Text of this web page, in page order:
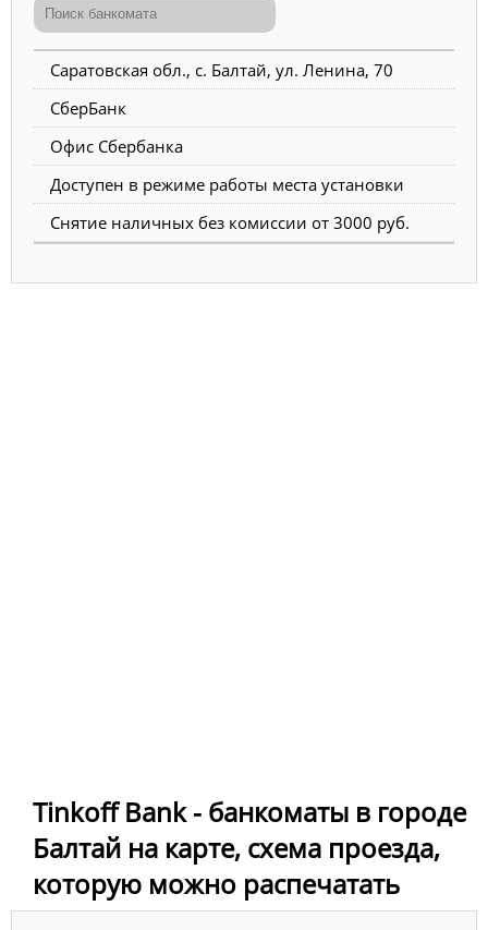
Саратовская обл., с. Балтай, ул. Ленина, 70
СберБанк
Офис Сбербанка
Доступен в режиме работы места установки
Снятие наличных без комиссии от 3000 руб.
Tinkoff Bank - банкоматы в городе
Балтай на карте, схема проезда,
которую можно распечатать